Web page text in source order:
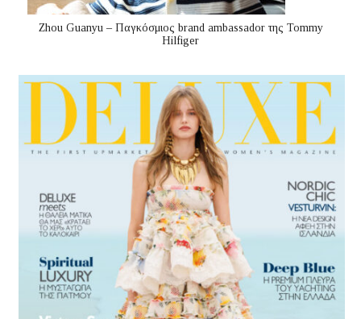
Zhou Guanyu – Παγκόσμιος brand ambassador της Tommy
Hilfiger